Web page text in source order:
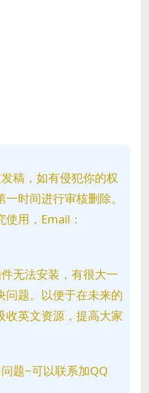
稿，如有侵犯你的权
时间进行审核删除。
用，Email：
无法安装，有很大一
问题。以便于在未来的
收英文资源，提高大家
题~可以联系加QQ